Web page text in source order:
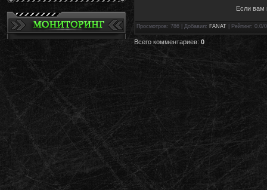
Если вам
Просмотров: 786 | Добавил: FANAT Рейтинг: 0.0/0
Всего комментариев: 0